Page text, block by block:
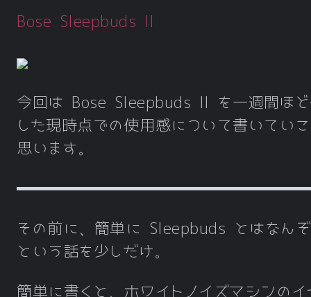
Bose Sleepbuds II
今回は Bose Sleepbuds II を一週間ほ
した現時点での使用感について書いてい
思います。
その前に、簡単に Sleepbuds とはなん
という話を少しだけ。
簡単に書くと、ホワイトノイズマシンのイ